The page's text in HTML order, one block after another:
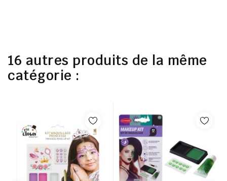
16 autres produits de la même
catégorie :